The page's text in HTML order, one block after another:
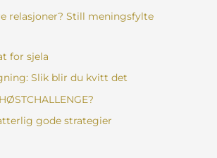
relasjoner? Still meningsfylte
for sjela
Slik blir du kvitt det
gode strategier